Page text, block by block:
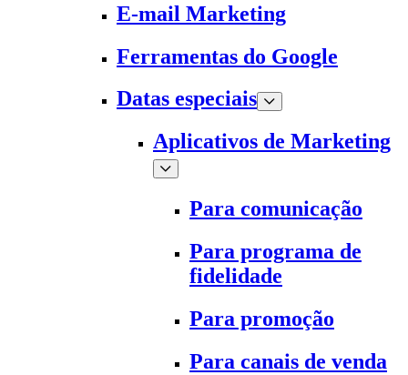
E-mail Marketing
Ferramentas do Google
Datas especiais
Aplicativos de Marketing
Para comunicação
Para programa de
fidelidade
Para promoção
Para canais de venda